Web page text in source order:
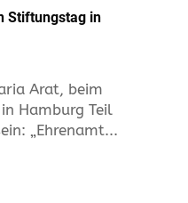
Stiftungstag in
Arat, beim
Hamburg Teil
„Ehrenamt...